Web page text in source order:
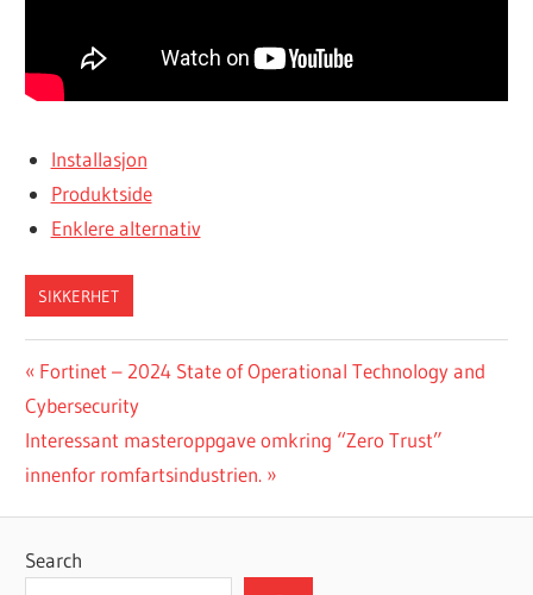
Installasjon
Produktside
Enklere alternativ
SIKKERHET
Post
navigation
Previous
Post:
Fortinet – 2024 State of Operational Technology and
Cybersecurity
Next
Post:
Interessant masteroppgave omkring “Zero Trust”
innenfor romfartsindustrien.
Search